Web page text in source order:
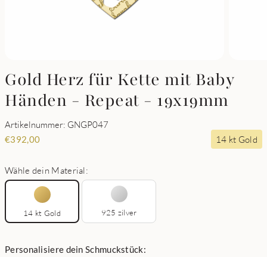
Gold Herz für Kette mit Baby
Händen - Repeat - 19x19mm
Artikelnummer: GNGP047
€392,00 14 kt Gold
Wähle dein Material:
14 kt Gold 925 zilver
Personalisiere dein Schmuckstück: